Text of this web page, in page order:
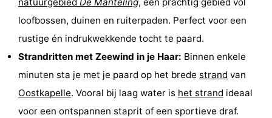
Buitenhof
Domburg
Hof
Domburg
Westhove
Last
natuurgebied De Manteling, een prachtig gebied vol
loofbossen, duinen en ruiterpaden. Perfect voor een
rustige én indrukwekkende tocht te paard.
Strandritten met Zeewind in je Haar: Binnen enkele
minuten sta je met je paard op het brede strand van
Oostkapelle. Vooral bij laag water is het strand ideaal
voor een ontspannen staprit of een sportieve draf.